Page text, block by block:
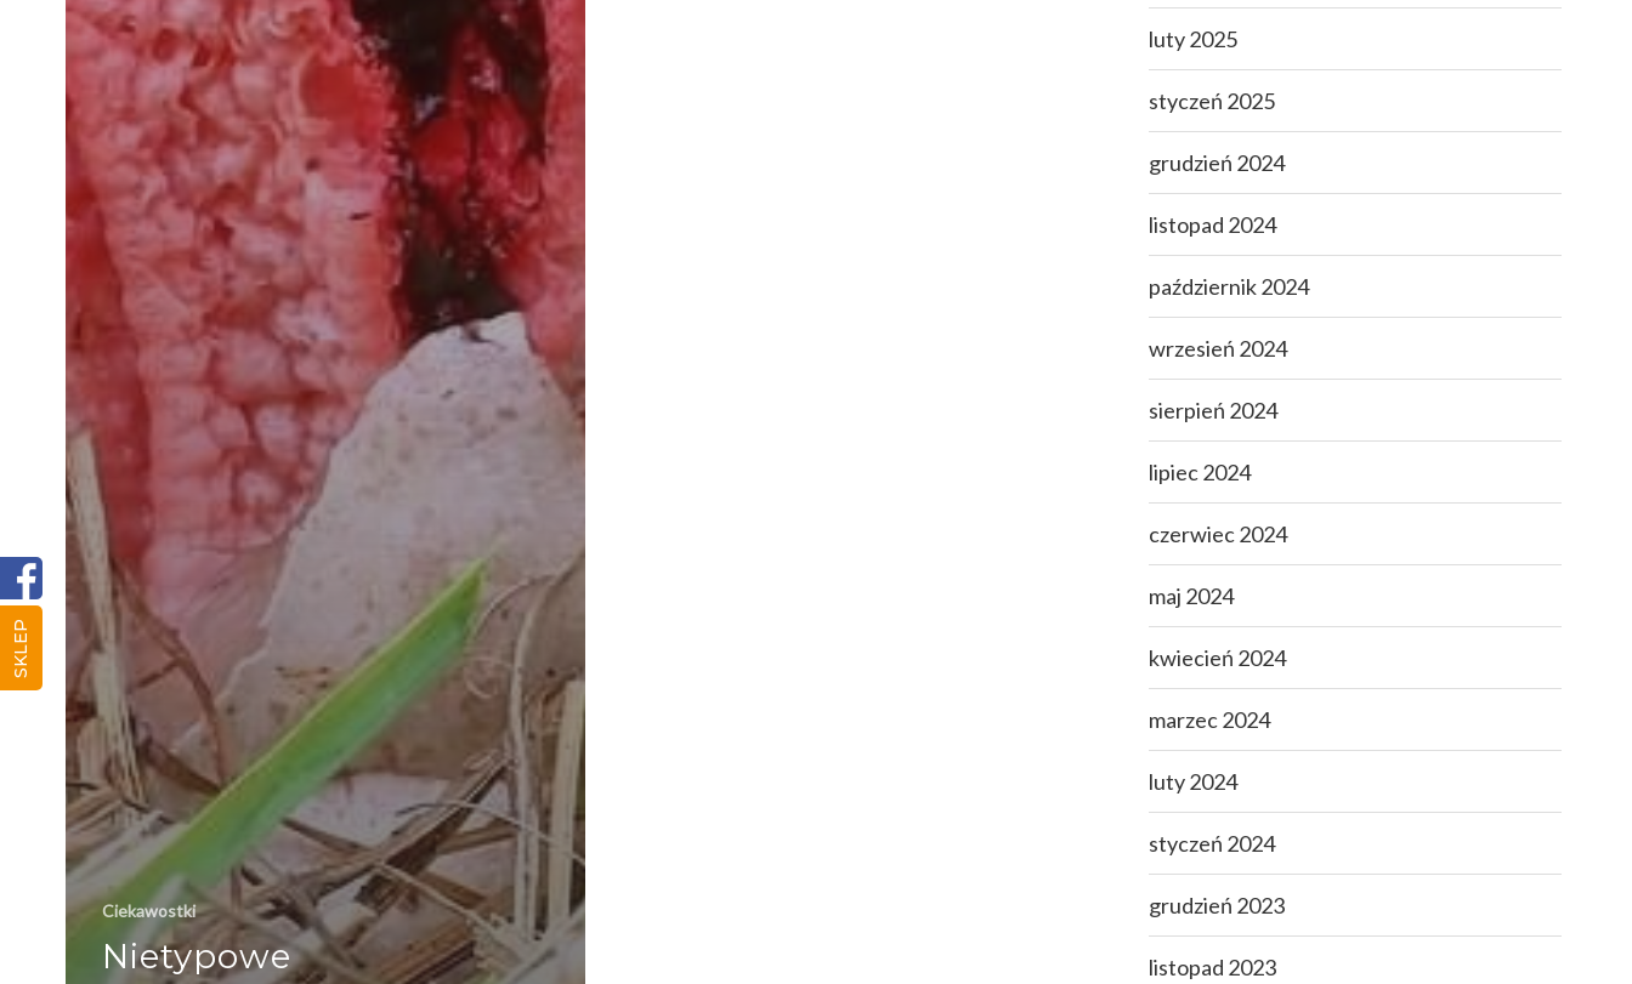
SKLEP
Ciekawostki
Nietypowe
luty 2025
styczeń 2025
grudzień 2024
listopad 2024
październik 2024
wrzesień 2024
sierpień 2024
lipiec 2024
czerwiec 2024
maj 2024
kwiecień 2024
marzec 2024
luty 2024
styczeń 2024
grudzień 2023
listopad 2023